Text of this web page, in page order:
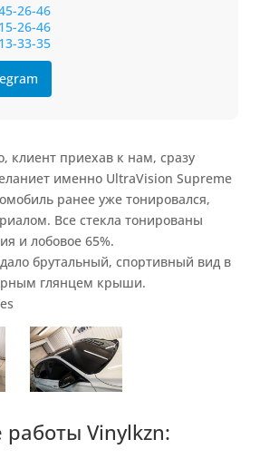
26-46
26-46
33-35
клиент приехав к нам, сразу
именно UltraVision Supreme
ранее уже тонировался,
Все стекла тонированы
и лобовое 65%.
брутальный, спортивный вид в
глянцем крыши.
Vinylkzn: